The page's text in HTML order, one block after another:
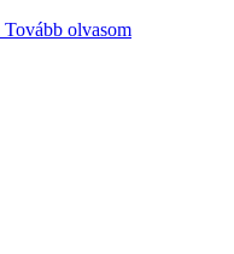
Tovább olvasom